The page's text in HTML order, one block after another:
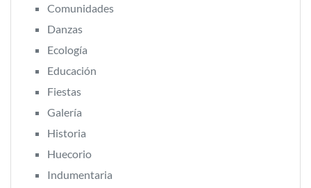
Comunidades
Danzas
Ecología
Educación
Fiestas
Galería
Historia
Huecorio
Indumentaria